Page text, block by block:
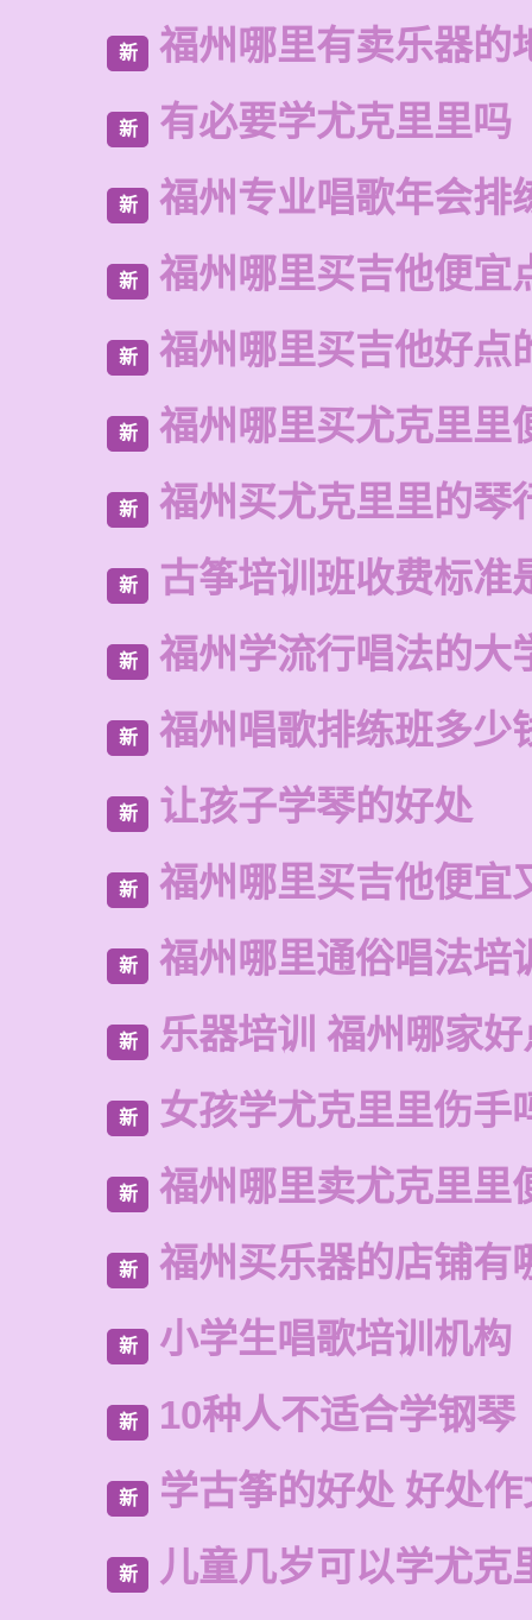
新 福州哪里有卖乐器的
新 有必要学尤克里里吗
新 福州专业唱歌年会排
新 福州哪里买吉他便宜
新 福州哪里买吉他好点
新 福州哪里买尤克里里
新 福州买尤克里里的琴
新 古筝培训班收费标准
新 福州学流行唱法的大
新 福州唱歌排练班多少
新 让孩子学琴的好处
新 福州哪里买吉他便宜
新 福州哪里通俗唱法培
新 乐器培训 福州哪家好
新 女孩学尤克里里伤手
新 福州哪里卖尤克里里
新 福州买乐器的店铺有
新 小学生唱歌培训机构
新 10种人不适合学钢琴
新 学古筝的好处 好处作
新 儿童几岁可以学尤克